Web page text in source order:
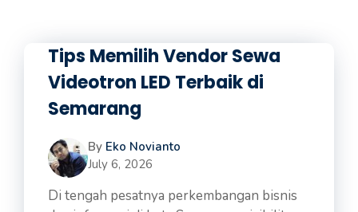
Tips Memilih Vendor Sewa
Videotron LED Terbaik di
Semarang
By Eko Novianto
July 6, 2026
Di tengah pesatnya perkembangan bisnis